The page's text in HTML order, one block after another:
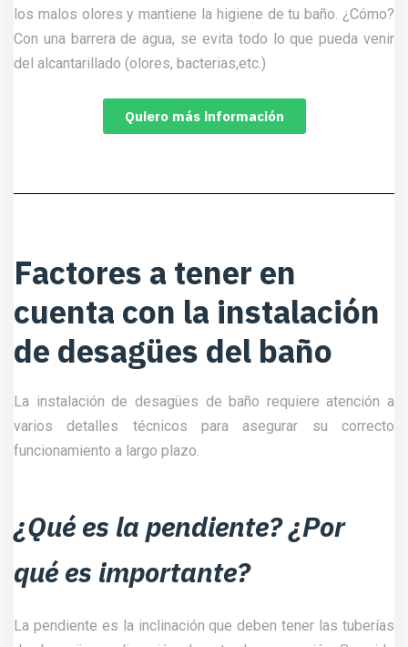
los malos olores y mantiene la higiene de tu baño. ¿Cómo?
Con una barrera de agua, se evita todo lo que pueda venir
del alcantarillado (olores, bacterias,etc.)
Quiero más información
Factores a tener en
cuenta con la instalación
de desagües del baño
La instalación de desagües de baño requiere atención a
varios detalles técnicos para asegurar su correcto
funcionamiento a largo plazo.
¿Qué es la pendiente? ¿Por
qué es importante?
La pendiente es la inclinación que deben tener las tuberías